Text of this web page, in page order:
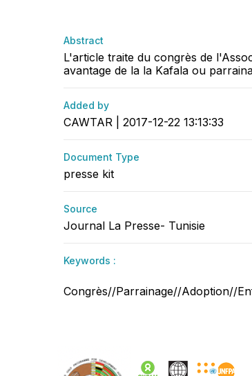
Abstract
L'article traite du congrès de
avantage de la la Kafala ou
Added by
CAWTAR | 2017-12-22 13:13:33
Document Type
presse kit
Source
Journal La Presse- Tunisie
Keywords :
Congrès//Parrainage//Adoption//